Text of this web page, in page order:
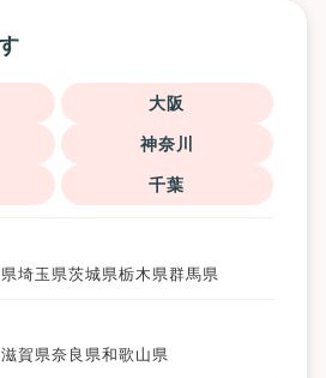
大阪
神奈川
千葉
埼玉県茨城県栃木県群馬県
滋賀県奈良県和歌山県